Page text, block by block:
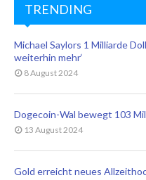
TRENDING
Michael Saylors 1 Milliarde
weiterhin mehr‘
8 August 2024
Dogecoin-Wal bewegt 103
13 August 2024
Gold erreicht neues